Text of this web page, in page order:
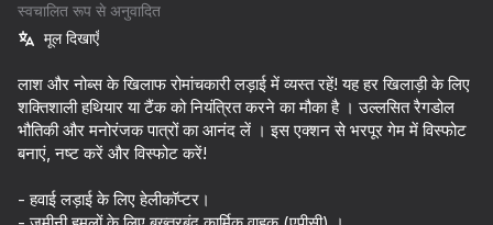
प्ले
DTA 6
Melon Sandbox
स्वचालित रूप से अनुवादित
मूल दिखाएँ
लाश और नोब्स के खिलाफ रोमांचकारी लड़ाई में व्यस्त रहें! यह हर खिलाड़ी के लिए
शक्तिशाली हथियार या टैंक को नियंत्रित करने का मौका है । उल्लसित रैगडोल
भौतिकी और मनोरंजक पात्रों का आनंद लें । इस एक्शन से भरपूर गेम में विस्फोट
बनाएं, नष्ट करें और विस्फोट करें!
- हवाई लड़ाई के लिए हेलीकॉप्टर।